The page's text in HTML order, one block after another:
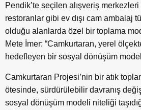
Pendik’te seçilen alışveriş
restoranlar gibi ev dışı cam ambalaj
olduğu alanlarda özel bir toplama
Mete İmer: “Camkurtaran, yerel
hedefleyen bir sosyal dönüşüm
Camkurtaran Projesi’nin bir atık
ötesinde, sürdürülebilir davranış
sosyal dönüşüm modeli niteliği